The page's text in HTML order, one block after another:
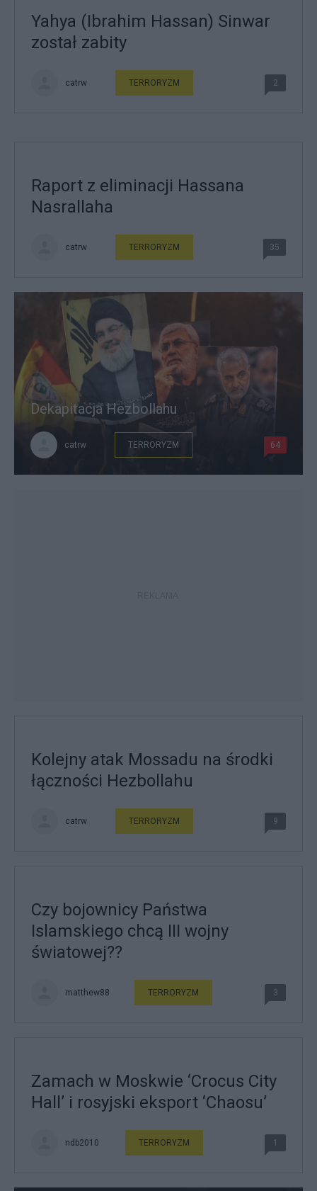
Yahya (Ibrahim Hassan) Sinwar
został zabity
catrw TERRORYZM 2
Raport z eliminacji Hassana
Nasrallaha
catrw TERRORYZM 35
Dekapitacja Hezbollahu
catrw TERRORYZM 64
Kolejny atak Mossadu na środki
łączności Hezbollahu
catrw TERRORYZM 9
Czy bojownicy Państwa
Islamskiego chcą III wojny
światowej??
matthew88 TERRORYZM 3
Zamach w Moskwie ‘Crocus City
Hall’ i rosyjski eksport ‘Chaosu’
ndb2010 TERRORYZM 1